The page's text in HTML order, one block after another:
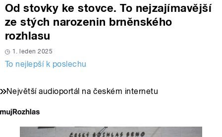
Od stovky ke stovce. To nejzajímavější
ze stých narozenin brněnského
rozhlasu
1. leden 2025
To nejlepší k poslechu
Největší audioportál na českém internetu